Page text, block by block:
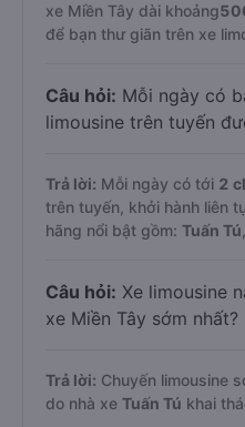
xe Miền Tây dài khoảng
để bạn thư giãn trên xe
Câu hỏi: Mỗi ngày có
limousine trên tuyến
Trả lời: Mỗi ngày có tới 2
trên tuyến, khởi hành liên
hãng nổi bật gồm: Tuấn Tú
Câu hỏi: Xe limousine
xe Miền Tây sớm nhất?
Trả lời: Chuyến limousine
do nhà xe Tuấn Tú khai